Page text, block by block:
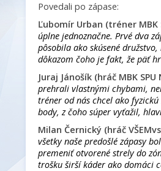
Povedali po zápase:
Ľubomír Urban (tréner MBK
úplne jednoznačne. Prvé dva
pôsobila ako skúsené
dôkazom čoho je fakt, že päť
Juraj Jánošík (hráč MBK SPU
prehrali vlastnými chybami,
tréner od nás chcel ako
body, z čoho súper vyťažil,
Milan Černický (hráč
všetky naše predošlé zápasy
premeniť otvorené strely do
trošku širší káder ako domáci